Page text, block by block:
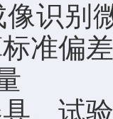
识别
标准偏
、试